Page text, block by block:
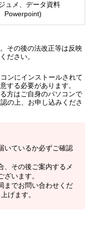
ュメ、データ資料
Powerpoint)
その後の法改正等は反映
ださい。
ンにインストールされて
する必要があります。
方はご自身のパソコンで
の上、お申し込みくださ
いているか必ずご確認
、その後ご案内するメ
います。
までお問い合わせくだ
げます。